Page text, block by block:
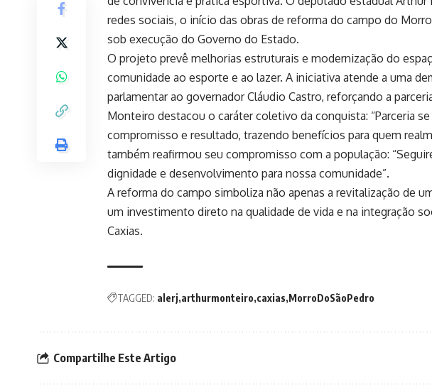
redes sociais, o início das obras de reforma do campo do
sob execução do Governo do Estado.
O projeto prevê melhorias estruturais e modernização do
comunidade ao esporte e ao lazer. A iniciativa atende a uma
parlamentar ao governador Cláudio Castro, reforçando a
Monteiro destacou o caráter coletivo da conquista: “Parceria
compromisso e resultado, trazendo benefícios para quem
também reafirmou seu compromisso com a população:
dignidade e desenvolvimento para nossa comunidade”.
A reforma do campo simboliza não apenas a revitalização de
um investimento direto na qualidade de vida e na integração
Caxias.
TAGGED: alerj arthurmonteiro caxias MorroDoSãoPedro
Compartilhe Este Artigo